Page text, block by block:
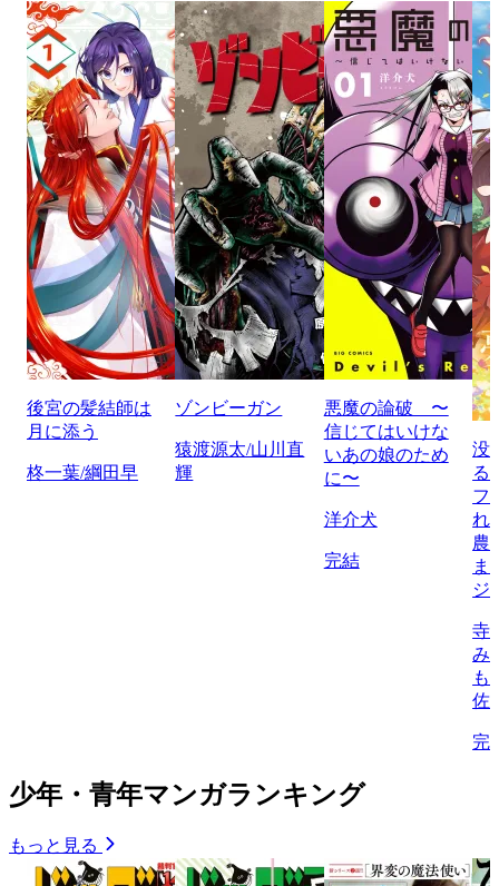
後宮の髪結師は
月に添う
柊一葉/綱田早
ゾンビーガン
猿渡源太/山川直
輝
悪魔の論破 〜
信じてはいけな
いあの娘のため
に〜
洋介犬
完結
没
る
フ
れ
農
ま
ジ
寺
み
も
佐
完
少年・青年マンガランキング
もっと見る